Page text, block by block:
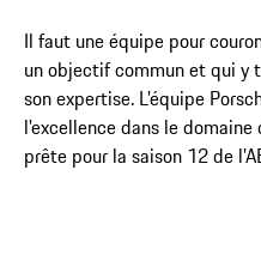
Il faut une équipe pour
un objectif commun et qui y
son expertise. L'équipe
l'excellence dans le
prête pour la saison 12 de